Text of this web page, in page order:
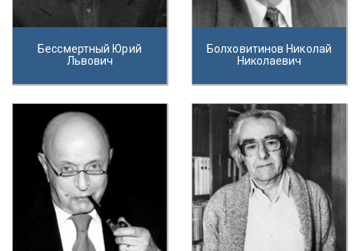
Бессмертный Юрий
Львович
Болховитинов Николай
Николаевич